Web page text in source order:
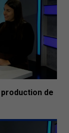
production de